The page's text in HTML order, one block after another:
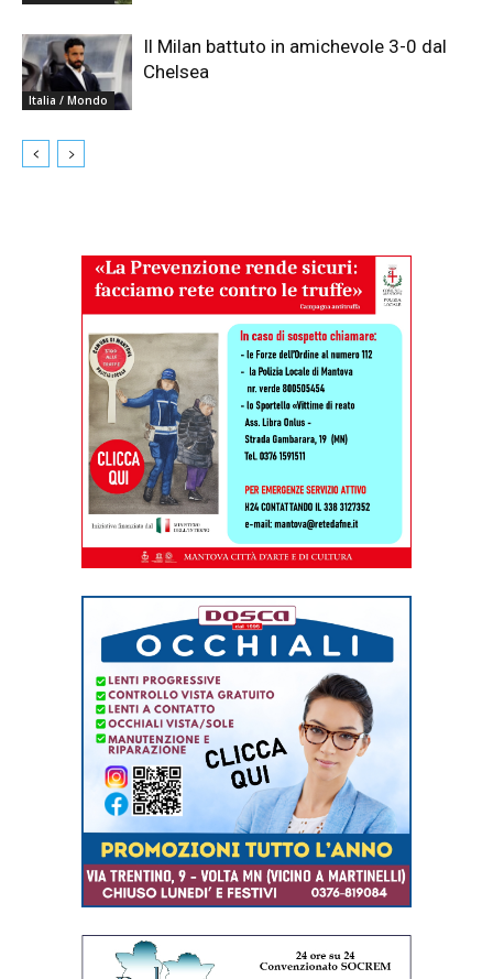
Italia / Mondo
Il Milan battuto in amichevole 3-0 dal
Chelsea